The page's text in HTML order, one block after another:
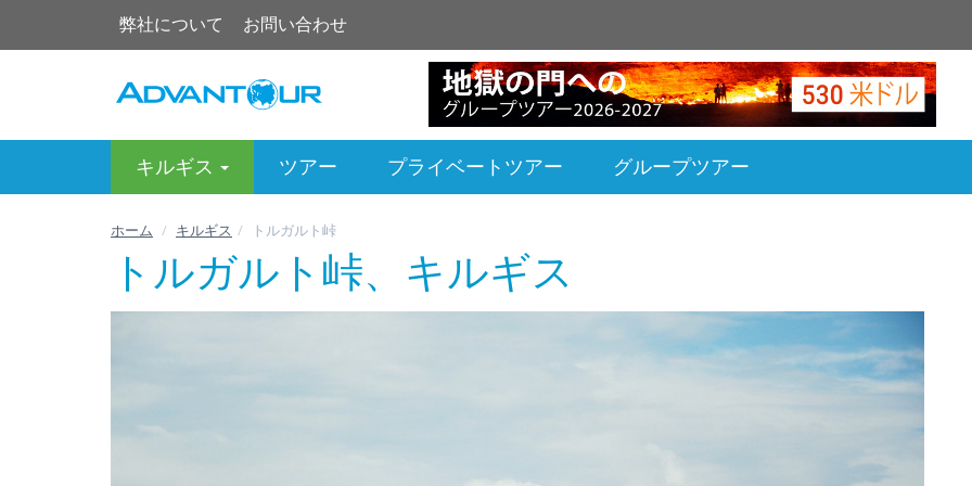
弊社について お問い合わせ
キルギス ツアー プライベートツアー グループツアー
ホーム キルギス トルガルト峠
トルガルト峠、キルギス